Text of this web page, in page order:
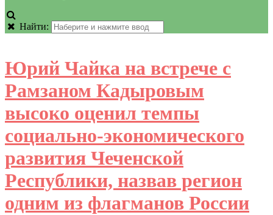
Найти:
Юрий Чайка на встрече с
Рамзаном Кадыровым
высоко оценил темпы
социально-экономического
развития Чеченской
Республики, назвав регион
одним из флагманов России